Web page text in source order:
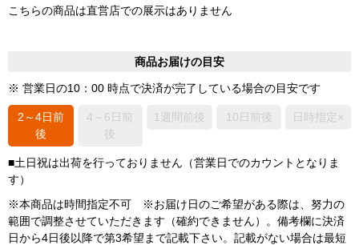
こちらの商品は直営店での展示はありません
商品お届けの目安
※ 営業日の10：00 時点で決済が完了している場合の目安です
2～4日前
後
4～6日前
後
1週間前後 10日前後 日時指定×
■土日祝は出荷を行っておりません（営業日でのカウントとなりま
す）
※本商品は時間指定不可 ※お届け日のご希望がある際は、努力の
範囲で調整させていただきます（確約できません）。備考欄に決済
日から4日後以降で第3希望まで記載下さい。記載がない場合は最短